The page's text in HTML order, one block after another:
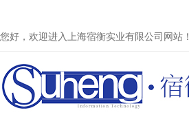
您好，欢迎进入上海宿衡实业有限公司网站！